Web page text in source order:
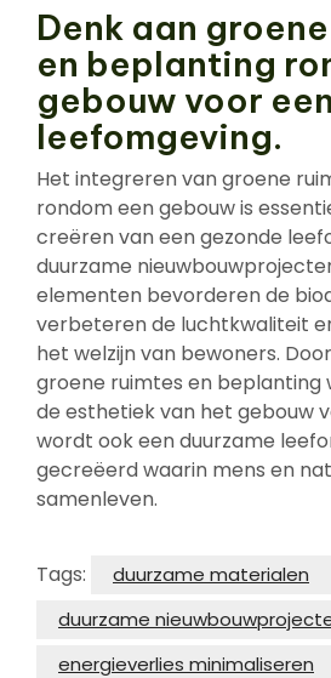
Denk aan
en beplanting
gebouw voor
leefomgeving.
Het integreren van groene
rondom een gebouw is
creëren van een gezonde
duurzame
elementen bevorderen de
verbeteren de luchtkwaliteit
het welzijn van bewoners.
groene ruimtes en beplanting
de esthetiek van het gebouw
wordt ook een duurzame
gecreëerd waarin mens en
samenleven.
Tags:
duurzame materialen
duurzame
energieverlies minimaliseren